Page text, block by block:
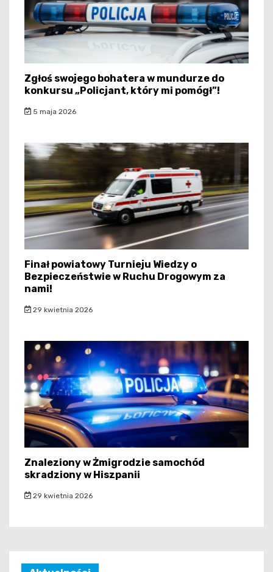
Zgłoś swojego bohatera w mundurze do
konkursu „Policjant, który mi pomógł”!
5 maja 2026
Finał powiatowy Turnieju Wiedzy o
Bezpieczeństwie w Ruchu Drogowym za
nami!
29 kwietnia 2026
Znaleziony w Żmigrodzie samochód
skradziony w Hiszpanii
29 kwietnia 2026